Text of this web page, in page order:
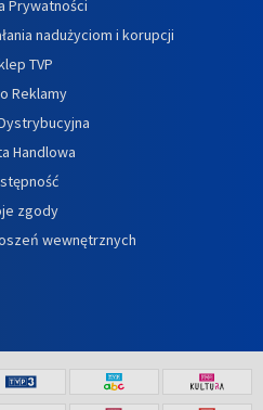
Prywatności
nadużyciom i korupcji
TVP
Reklamy
Handlowa
zgody
wewnętrznych